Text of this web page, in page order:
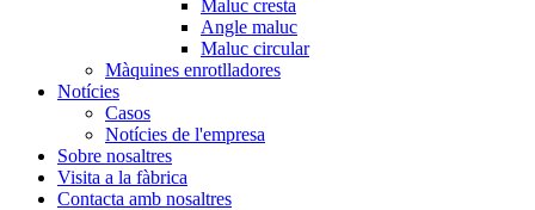
Maluc cresta
Angle maluc
Maluc circular
Màquines enrotlladores
Notícies
Casos
Notícies de l'empresa
Sobre nosaltres
Visita a la fàbrica
Contacta amb nosaltres